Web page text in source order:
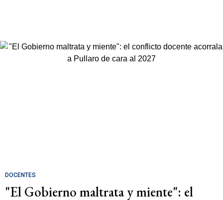
DOCENTES
"El Gobierno maltrata y miente": el